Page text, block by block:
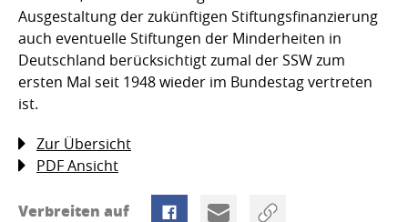
Ausgestaltung der zukünftigen Stiftungsfinanzierung
auch eventuelle Stiftungen der Minderheiten in
Deutschland berücksichtigt zumal der SSW zum
ersten Mal seit 1948 wieder im Bundestag vertreten
ist.
Zur Übersicht
PDF Ansicht
Verbreiten auf